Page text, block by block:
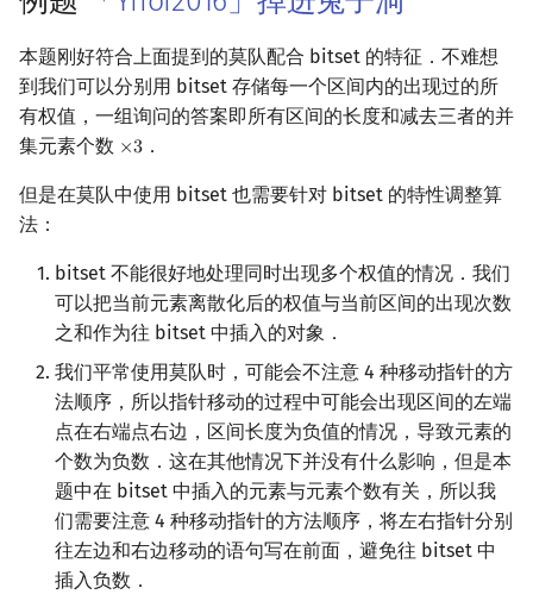
格式手册
数学符号表
镜像站列表
致谢
学习资源
技巧
Eclipse
Notepad++
CLion
Geany
Xcode
GUIDE
Sublime Text
Lemon
命令行编译与调试
编译器
Special Judge
Testlib
Interactor
Checker
Polygon
OJ 工具
LaTeX 入门
流程控制语句
高级数据类型
string
pair
引用
常量
pb_ds
编译优化
C++ 与其他常用语言的区别
Pascal 转 C++ 急救
Java 速成
Java 进阶
递归 & 分治
贪心
计数排序
基数排序
堆排序
桶排序
希尔排序
锦标赛排序
Tim 排序
前缀和 & 差分
二分
倍增
构造
启发式搜索
A*
IDA*
回溯法
Dancing Links
Alpha–Beta 剪枝
优化
区间 DP
DAG 上的 DP
状压 DP
数位 DP
插头 DP
计数 DP
动态 DP
概率 DP
DP 套 DP
Slope Trick 优化
WQS 二分
字符串哈希
字典树 (Trie)
Boyer–Moore 算法
Z 函数（扩展 KMP）
AC 自动机
后缀数组 (SA)
后缀自动机 (SAM)
后缀平衡树
广义后缀自动机
二进制集合操作
高精度计算
置换和排列
弧度制与坐标系
复数
数论
欧拉函数
筛法
费马小定理 & 欧拉定理
模逆元
线性同余方程
中国剩余定理
升幂引理
多项式与生成函数
快速沃尔什变换
Chirp Z 变换
多项式初等函数
常系数齐次线性递推
多项式平移|连续点值平移
符号化方法
Lagrange 反演
组合数学
错位排列
卡特兰数
伯努利数
Entringer Number
Eulerian Number
分拆数
范德蒙德卷积
线性代数
初等变换
行列式
线性映射
特征多项式
对角化
Jordan标准型
Schreier–Sims 算法
概率不等式
哈希表
并查集
块状数据结构
Sqrt Tree
单调栈
单调队列
ST 表
树状数组
线段树
区间最值操作 & 区间历史
值
划分树
替罪羊树
笛卡尔树
红黑树
左偏红黑树
AA 树
可持久化字典树
可持久化可并堆
分块套树状数组
BFS（图论）
树上问题
最近公共祖先
树链剖分
树分治
动态树分治
AHU 算法
树哈希
树上随机游走
拓扑排序
最短路问题
生成树问题
斯坦纳树
拆点
连通性相关
点/边连通度
环计数问题
上下界网络流
Stoer–Wagner 算法
一般图最大权匹配
稳定匹配
Pick 定理
三角剖分
扫描线
旋转卡壳
半平面交
平面最近点对
随机增量法
反演变换
计算几何杂项
本题刚好符合上面提到的莫队配合 bitset 的特征．不难想
到我们可以分别用 bitset 存储每一个区间内的出现过的所
有权值，一组询问的答案即所有区间的长度和减去三者的并
集元素个数 ×3
×3 ．
但是在莫队中使用 bitset 也需要针对 bitset 的特性调整算
法：
bitset 不能很好地处理同时出现多个权值的情况．我们
可以把当前元素离散化后的权值与当前区间的出现次数
之和作为往 bitset 中插入的对象．
我们平常使用莫队时，可能会不注意 4 种移动指针的方
法顺序，所以指针移动的过程中可能会出现区间的左端
点在右端点右边，区间长度为负值的情况，导致元素的
个数为负数．这在其他情况下并没有什么影响，但是本
题中在 bitset 中插入的元素与元素个数有关，所以我
们需要注意 4 种移动指针的方法顺序，将左右指针分别
往左边和右边移动的语句写在前面，避免往 bitset 中
插入负数．